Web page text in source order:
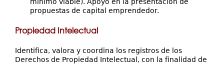
propuestas de capital emprendedor.
Propiedad Intelectual
Identifica, valora y coordina los registros de los
Derechos de Propiedad Intelectual, con la finalidad de